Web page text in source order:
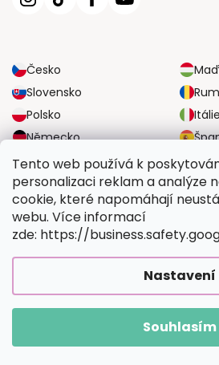
Tento web používá k
personalizaci reklam a analýze
cookie, které napomáhají
webu. Více informací
zde: https://
Nastavení
Souhlasím
Česko
Slovensko
Polsko
Itálie
Německo
Velká Británie
SPOLEHLIVÉ MOŽNOSTI DOPRAVY
BEZPEČNÉ MOŽNOSTI PLATBY
Vytvořil Shoptet Premium|
Vymalujsisam.cz.